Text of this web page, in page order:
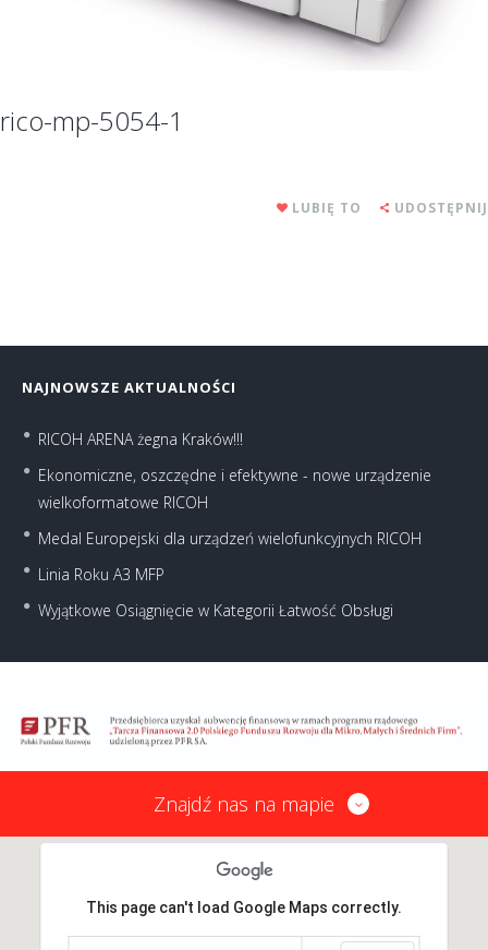
rico-mp-5054-1
LUBIĘ TO UDOSTĘPNIJ
NAJNOWSZE AKTUALNOŚCI
RICOH ARENA żegna Kraków!!!
Ekonomiczne, oszczędne i efektywne - nowe urządzenie
wielkoformatowe RICOH
Medal Europejski dla urządzeń wielofunkcyjnych RICOH
Linia Roku A3 MFP
Wyjątkowe Osiągnięcie w Kategorii Łatwość Obsługi
Znajdź nas na mapie
This page can't load Google Maps correctly.